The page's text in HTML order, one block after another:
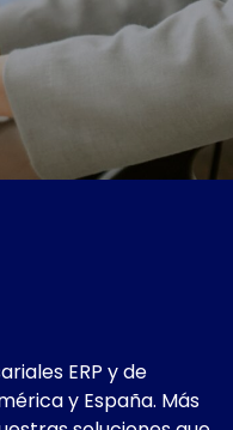
ERP y de
y España. Más